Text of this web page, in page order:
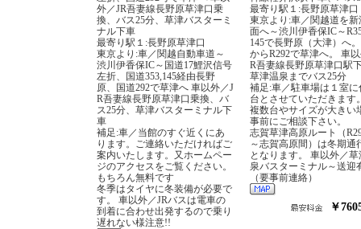
外／JR吾妻線長野原草津口乗
換、バス25分、草津バスターミ
ナル下車
最寄り駅１:長野原草津口
東京より:車／関越自動車道～
渋川伊香保IC～国道17鯉沢信号
左折、国道353,145経由長野
原、国道292で草津へ 車以外／J
R吾妻線長野原草津口乗換、バ
ス25分、草津バスターミナル下
車
補足:車／当館のすぐ近くにあ
ります。ご連絡いただければご
案内いたします。又ホームペー
ジのアクセスをご覧ください。
もちろん無料です
冬季はタイヤに冬装備が必要で
す。 車以外／JRバスは電車の
到着に合わせ出発するので乗り
遅れない様注意!!
最寄り駅１:長野原草津口
東京より:車／関越道を新
面へ～渋川伊香保IC～
145で長野原（大津）へ
からR292で草津へ。 車
R吾妻線長野原草津口駅
草津温泉までバス25分
補足:車／駐車場は１室に
台とさせていただきます
複数台やサイズが大きい
事前にご相談下さい。
志賀草津高原ルート（
～志賀高原間）は冬期通
となります。 車以外／草
泉バスターミナル～送迎
（要事前連絡）
￥